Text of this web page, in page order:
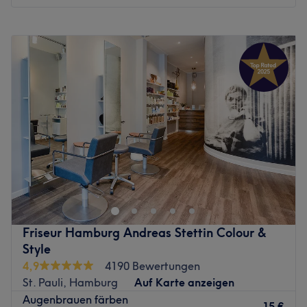
Expertise: Barbier Service.
Produkte und Produktmarken: Mühle, deutsche
Extras: kostenfreie Kalt-und Heißgetränke.
Zurück zur Salonansicht
Dienstag
19:00
Mittwoch
19:00
–19:00
Freitag
09:00–19:00
Samstag
Geschlossen
Sonntag
Geschlossen
Ob wir es mögen oder nicht, ist der erste Blick
entscheidend. Daher hat sich der stilvolle Salon Iryna
Lash Studio im Pearl Beauty Medical in Hamburg auf
hochwertige Wimpernstylings spezialisiert. Hier kannst du
dich auf personalisierte Wimpernverlängerungen sowie
Designs freuen. Komm vorbei und lass dir einen
beeindruckenden Augenaufschlag zaubern.
Hygiene hat für mich höchste Priorität. Alle Instrumente
werden nach jeder Anwendung desinfiziert, in
Friseur Hamburg Andreas Stettin Colour &
Style
4,9
4190 Bewertungen
St. Pauli, Hamburg
Auf Karte anzeigen
Augenbrauen färben